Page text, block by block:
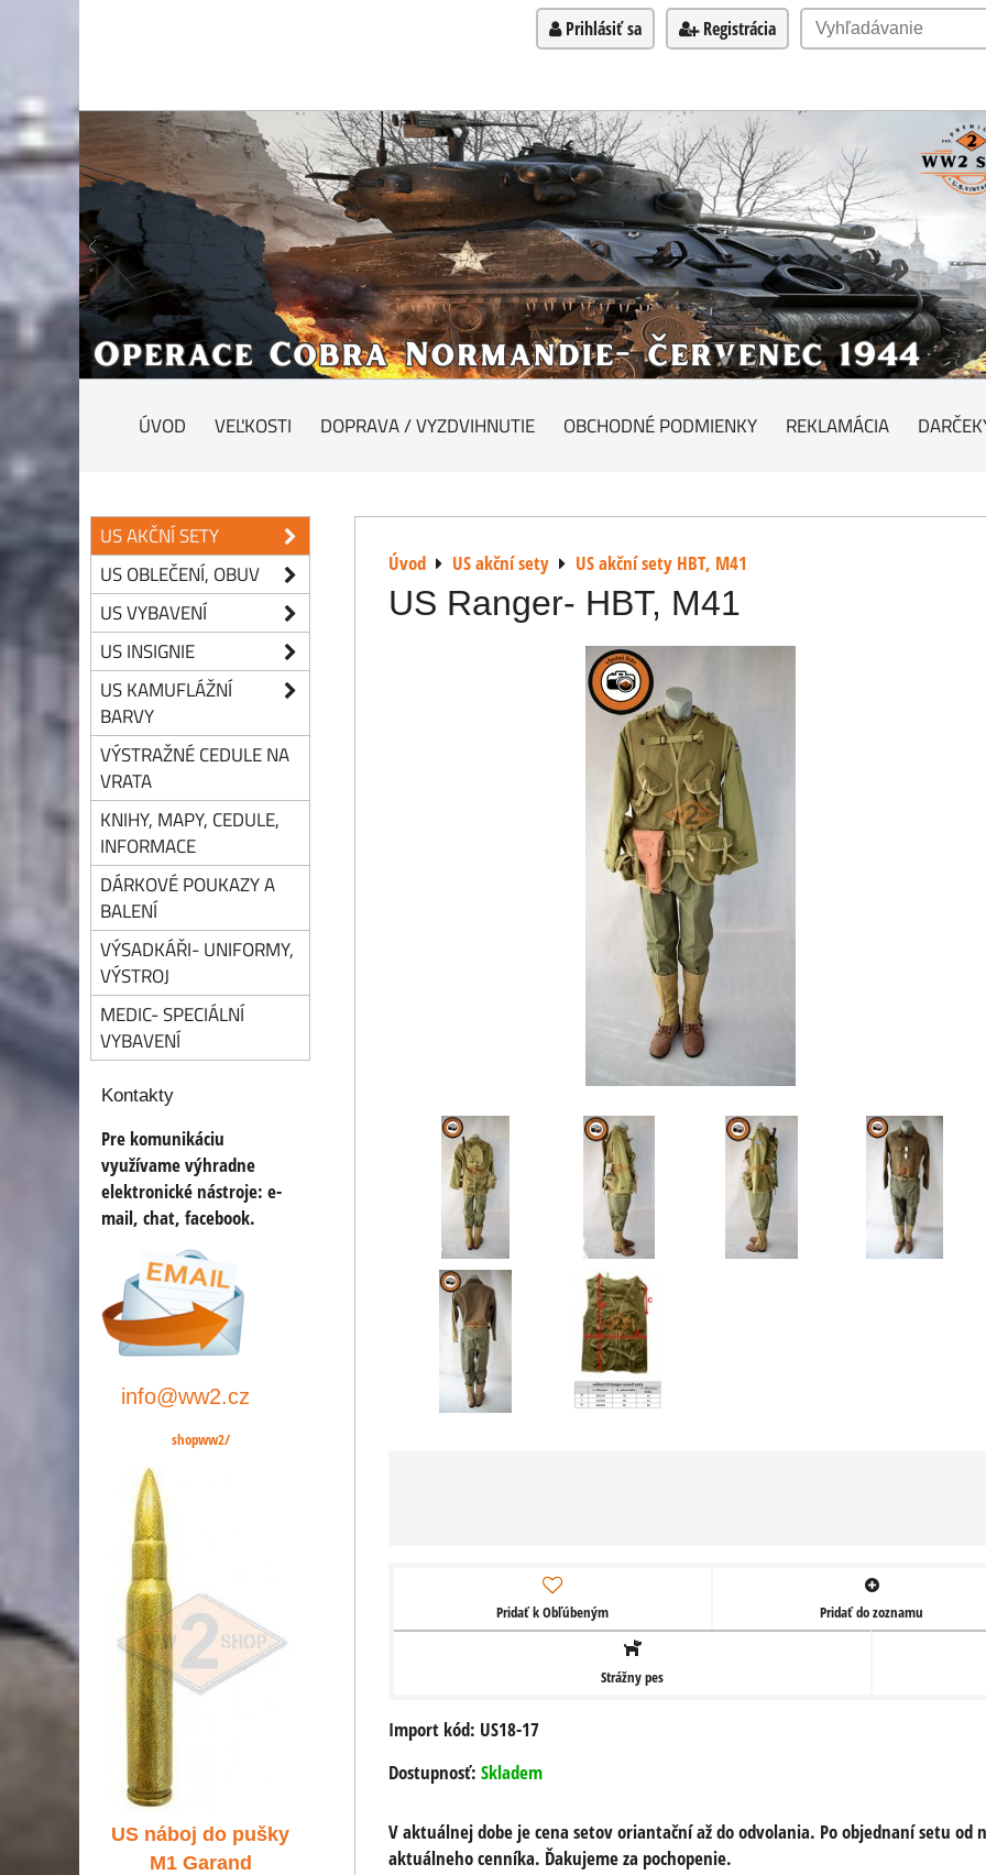
Prihlásiť sa Registrácia
ÚVOD VEĽKOSTI DOPRAVA / VYZDVIHNUTIE OBCHODNÉ PODMIENKY REKLAMÁCIA
Úvod US akční sety US akční sety HBT, M41
US Ranger- HBT, M41
Pridať k Obľúbeným Pridať do zoznamu
Strážny pes
Import kód: US18-17
Dostupnosť: Skladem
V aktuálnej dobe je cena setov oriantační až do odvolania. Po objednaní setu
aktuálneho cenníka. Ďakujeme za pochopenie.
US AKČNÍ SETY
US OBLEČENÍ, OBUV
US VYBAVENÍ
US INSIGNIE
US KAMUFLÁŽNÍ
BARVY
VÝSTRAŽNÉ CEDULE NA
VRATA
KNIHY, MAPY, CEDULE,
INFORMACE
DÁRKOVÉ POUKAZY A
BALENÍ
VÝSADKÁŘI- UNIFORMY,
VÝSTROJ
MEDIC- SPECIÁLNÍ
VYBAVENÍ
Kontakty
Pre komunikáciu
využívame výhradne
elektronické nástroje: e-
mail, chat, facebook.
info@ww2.cz
shopww2/
US benzínový
zapaľovač
US náboj .45 ACP do
pistole a samopalů
US náboj do pušky
M1 Garand
US benzínový